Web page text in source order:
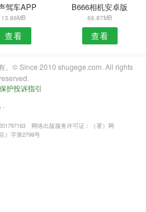
驾车APP
13.86MB
查看
B666相机安卓版
66.87MB
查看
。© Since 2010 shugege.com. All rights
reserved.
护投诉指引
・
网络出版服务许可证：（署）网
）字第2799号